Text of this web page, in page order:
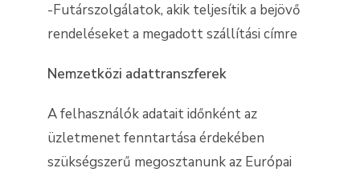
-Futárszolgálatok, akik teljesítik a bejövő
rendeléseket a megadott szállítási címre
Nemzetközi adattranszferek
A felhasználók adatait időnként az
üzletmenet fenntartása érdekében
szükségszerű megosztanunk az Európai